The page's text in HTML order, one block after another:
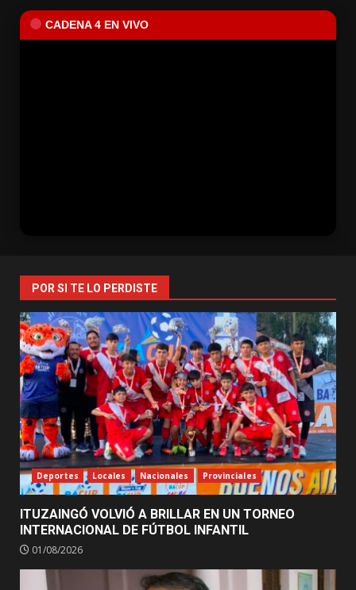
CADENA 4 EN VIVO
POR SI TE LO PERDISTE
Deportes Locales Nacionales Provinciales
ITUZAINGÓ VOLVIÓ A BRILLAR EN UN TORNEO
INTERNACIONAL DE FÚTBOL INFANTIL
01/08/2026